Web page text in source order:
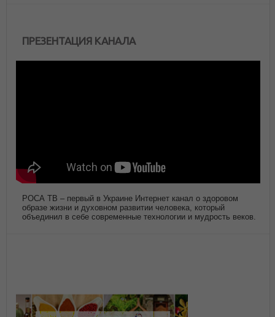
ПРЕЗЕНТАЦИЯ КАНАЛА
РОСА ТВ – первый в Украине Интернет канал о здоровом
образе жизни и духовном развитии человека, который
объединил в себе современные технологии и мудрость веков.